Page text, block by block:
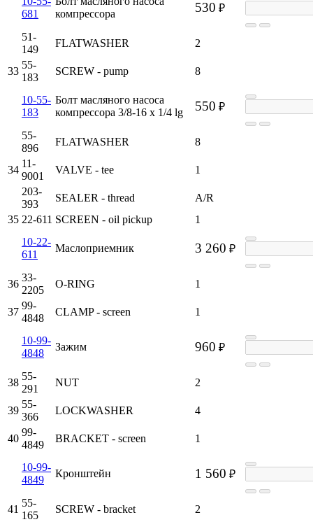
681
компрессора
530 ₽
51-
149
FLATWASHER 2
33
55-
183
SCREW - pump 8
10-55-
183
Болт масляного насоса
компрессора 3/8-16 x 1/4 lg
550 ₽
55-
896
FLATWASHER 8
34
11-
9001
VALVE - tee
1
203-
393
SEALER - thread
A/R
35 22-611 SCREEN - oil pickup
1
10-22-
611
Маслоприемник 3 260 ₽
36
33-
2205
O-RING 1
37
99-
4848
CLAMP - screen 1
10-99-
4848
Зажим 960 ₽
38
55-
291
NUT 2
39
55-
366
LOCKWASHER 4
40
99-
4849
BRACKET - screen 1
10-99-
4849
Кронштейн 1 560 ₽
41
55-
165
SCREW - bracket 2